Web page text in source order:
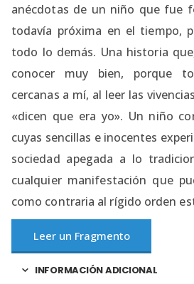
anécdotas de un niño que fue
todavía próxima en el tiempo,
todo lo demás. Una historia
conocer muy bien, porque
cercanas a mí, al leer las
«dicen que era yo». Un niño
cuyas sencillas e inocentes
sociedad apegada a lo
cualquier manifestación que
como contraria al rígido orden
Leer un Fragmento
INFORMACIÓN ADICIONAL